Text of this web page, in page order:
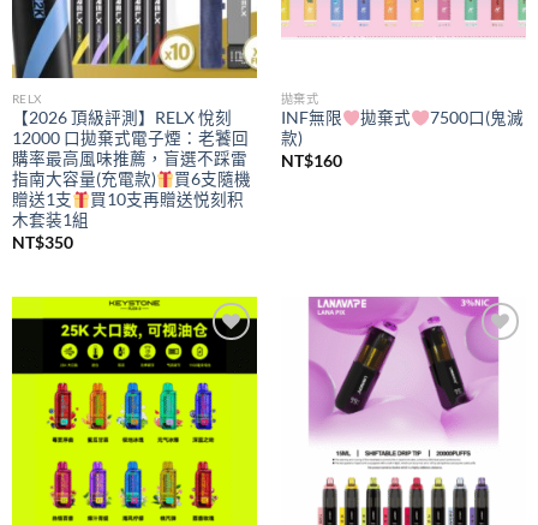
RELX
【2026 頂級評測】RELX 悅刻
12000 口拋棄式電子煙：老饕回
購率最高風味推薦，盲選不踩雷
指南大容量(充電款)
買6支隨機
贈送1支
買10支再贈送悦刻积
木套装1組
NT$350
拋棄式
INF無限 拋棄式
7500口(鬼滅
款)
NT$160
Add to
wishlist
Add to
wishlist